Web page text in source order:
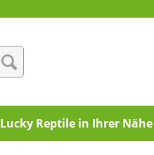
Lucky Reptile in Ihrer Nähe